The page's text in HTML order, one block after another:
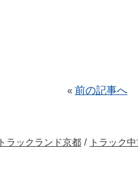
« 前の記事へ
トラックランド京都 / トラック